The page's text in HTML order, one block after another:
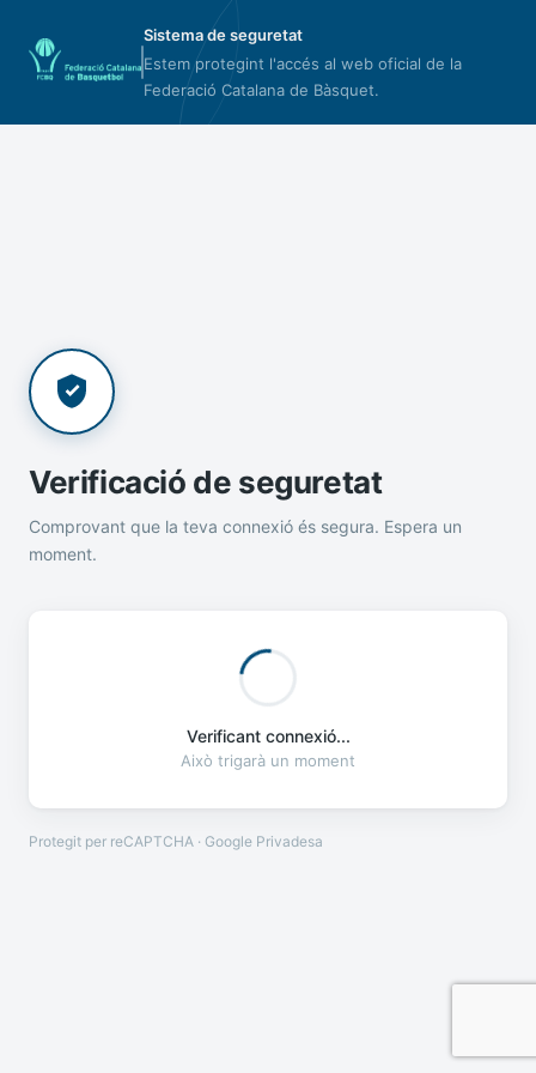
Sistema de seguretat
Estem protegint l'accés al web oficial de la
Federació Catalana de Bàsquet.
Verificació de seguretat
Comprovant que la teva connexió és segura. Espera un
moment.
Verificant connexió...
Això trigarà un moment
Protegit per reCAPTCHA · Google Privadesa